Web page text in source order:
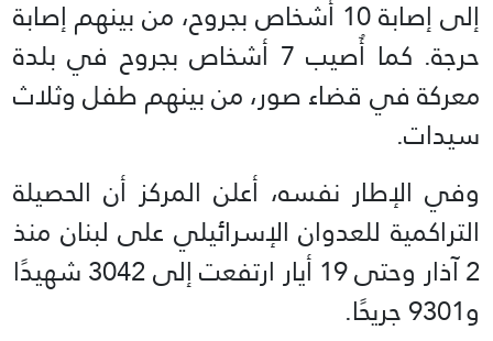
إلى إصابة 10 أشخاص بجروح، من بينهم إصابة
حرجة. كما أُصيب 7 أشخاص بجروح في بلدة
معركة في قضاء صور، من بينهم طفل وثلاث
سيدات.
وفي الإطار نفسه، أعلن المركز أن الحصيلة
التراكمية للعدوان الإسرائيلي على لبنان منذ
2 آذار وحتى 19 أيار ارتفعت إلى 3042 شهيدًا
و9301 جريحًا.